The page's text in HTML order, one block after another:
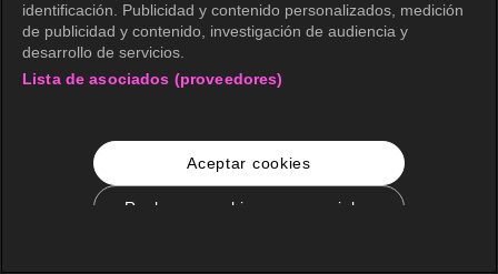
identificación. Publicidad y contenido personalizados, medición
de publicidad y contenido, investigación de audiencia y
desarrollo de servicios.
Lista de asociados (proveedores)
Aceptar cookies
Rechazar cookies no esenciales